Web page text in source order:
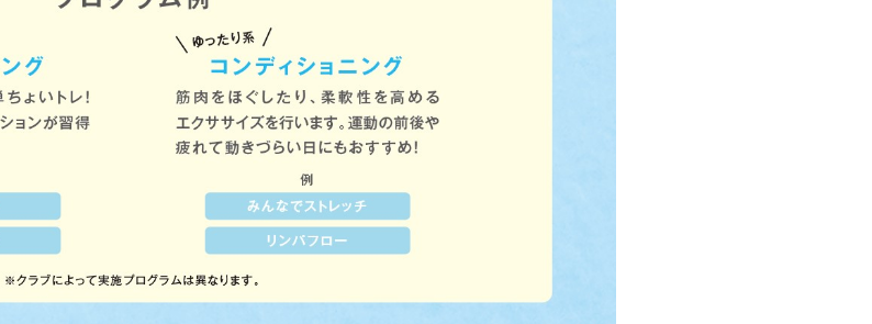
Central Sports official website is
translated into
English. Click the link below (start
translation) to return to
top page.
However, if you use an automatic
of this website will be
mechanically, so it may
be an accurate translation.
The translation may differ from the
original content. We ask that you